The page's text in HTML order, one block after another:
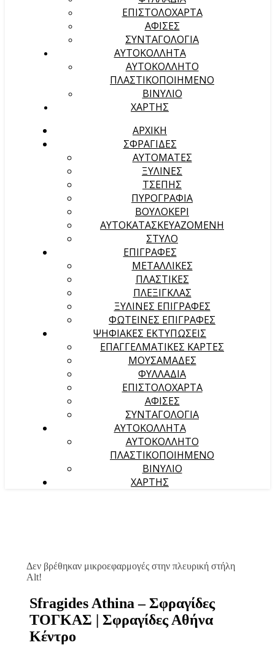
ΕΠΙΣΤΟΛΟΧΑΡΤΑ
ΑΦΙΣΕΣ
ΣΥΝΤΑΓΟΛΟΓΙΑ
ΑΥΤΟΚΟΛΛΗΤΑ
ΑΥΤΟΚΟΛΛΗΤΟ
ΠΛΑΣΤΙΚΟΠΟΙΗΜΕΝΟ
ΒΙΝΥΛΙΟ
ΧΑΡΤΗΣ
ΑΡΧΙΚΉ
ΣΦΡΑΓΙΔΕΣ
ΑΥΤΟΜΑΤΕΣ
ΞΥΛΙΝΕΣ
ΤΣΕΠΗΣ
ΠΥΡΟΓΡΑΦΙΑ
ΒΟΥΛΟΚΕΡΙ
ΑΥΤΟΚΑΤΑΣΚΕΥΑΖΟΜΕΝΗ
ΣΤΥΛΟ
ΕΠΙΓΡΑΦΕΣ
ΜΕΤΑΛΛΙΚΕΣ
ΠΛΑΣΤΙΚΕΣ
ΠΛΕΞΙΓΚΛΑΣ
ΞΥΛΙΝΕΣ ΕΠΙΓΡΑΦΕΣ
ΦΩΤΕΙΝΕΣ ΕΠΙΓΡΑΦΕΣ
ΨΗΦΙΑΚΕΣ ΕΚΤΥΠΩΣΕΙΣ
ΕΠΑΓΓΕΛΜΑΤΙΚΕΣ ΚΑΡΤΕΣ
ΜΟΥΣΑΜΑΔΕΣ
ΦΥΛΛΑΔΙΑ
ΕΠΙΣΤΟΛΟΧΑΡΤΑ
ΑΦΙΣΕΣ
ΣΥΝΤΑΓΟΛΟΓΙΑ
ΑΥΤΟΚΟΛΛΗΤΑ
ΑΥΤΟΚΟΛΛΗΤΟ
ΠΛΑΣΤΙΚΟΠΟΙΗΜΕΝΟ
ΒΙΝΥΛΙΟ
ΧΑΡΤΗΣ
Δεν βρέθηκαν μικροεφαρμογές στην πλευρική στήλη
Alt!
Sfragides Athina – Σφραγίδες
ΤΟΓΚΑΣ | Σφραγίδες Αθήνα
Κέντρο